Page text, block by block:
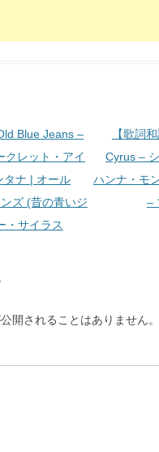
Blue Jeans –
クレット・アイ
タナ | オール
ズ (昔の青いジ
・サイラス
【歌詞
Cyrus –
ハンナ・モ
–
開されることはありません。